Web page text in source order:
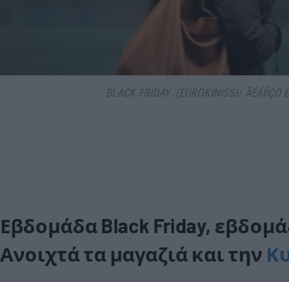
BLACK FRIDAY .(EUROKINISSI/ ÃÉÁÍÍÇÓ
Εβδομάδα Black Friday,
Ανοιχτά τα μαγαζιά και την